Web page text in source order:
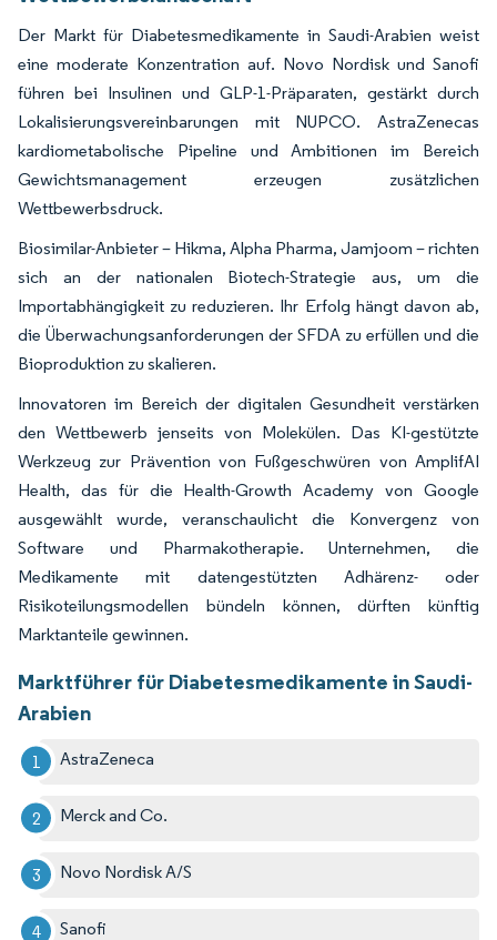
Der Markt für Diabetesmedikamente in Saudi-Arabien weist
eine moderate Konzentration auf. Novo Nordisk und Sanofi
führen bei Insulinen und GLP-1-Präparaten, gestärkt durch
Lokalisierungsvereinbarungen mit NUPCO. AstraZenecas
kardiometabolische Pipeline und Ambitionen im Bereich
Gewichtsmanagement erzeugen zusätzlichen
Wettbewerbsdruck.
Biosimilar-Anbieter – Hikma, Alpha Pharma, Jamjoom – richten
sich an der nationalen Biotech-Strategie aus, um die
Importabhängigkeit zu reduzieren. Ihr Erfolg hängt davon ab,
die Überwachungsanforderungen der SFDA zu erfüllen und die
Bioproduktion zu skalieren.
Innovatoren im Bereich der digitalen Gesundheit verstärken
den Wettbewerb jenseits von Molekülen. Das KI-gestützte
Werkzeug zur Prävention von Fußgeschwüren von AmplifAI
Health, das für die Health-Growth Academy von Google
ausgewählt wurde, veranschaulicht die Konvergenz von
Software und Pharmakotherapie. Unternehmen, die
Medikamente mit datengestützten Adhärenz- oder
Risikoteilungsmodellen bündeln können, dürften künftig
Marktanteile gewinnen.
Marktführer für Diabetesmedikamente in Saudi-
Arabien
AstraZeneca
Merck and Co.
Novo Nordisk A/S
Sanofi